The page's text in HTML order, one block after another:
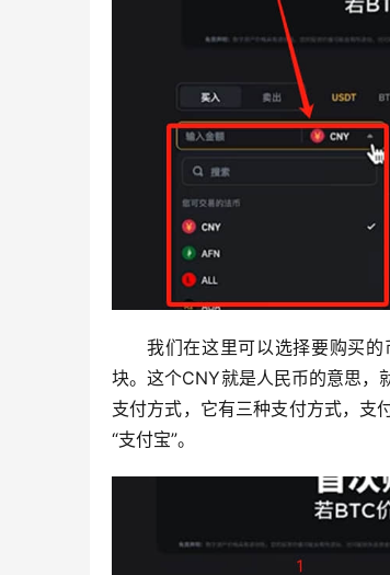
我们在这里可以选择要购买
块。这个CNY就是人民币的意思，
支付方式，它有三种支付方式，支
“支付宝”。